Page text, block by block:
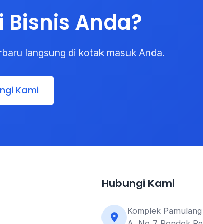
Anda?
langsung di kotak masuk Anda.
Kami
Hubungi Kami
Komplek